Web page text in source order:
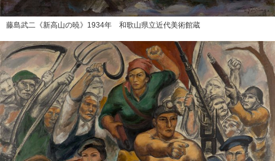
藤島武二《新高山の暁》1934年 和歌山県立近代美術館蔵